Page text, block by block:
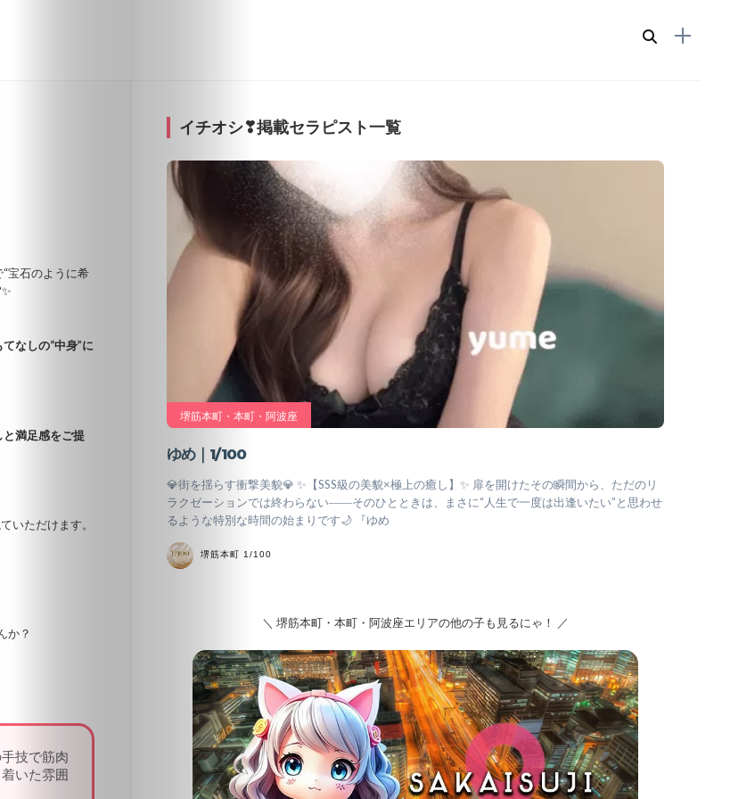
北
海
道・
東
北
宝石のように希
なしの“中身”に
満足感をご提
いただけます。
か？
技で筋肉
いた雰囲
イチオシ❣掲載セラピスト一覧
堺筋本町・本町・阿波座
ゆめ｜1/100
💎街を揺らす衝撃美貌💎 ✨【SSS級の美貌×極上の癒し】✨ 扉を開けたその瞬間から、ただのリ
ラクゼーションでは終わらない――そのひとときは、まさに“人生で一度は出逢いたい”と思わせ
るような特別な時間の始まりです🌙 『ゆめ
堺筋本町 1/100
＼ 堺筋本町・本町・阿波座エリアの他の子も見るにゃ！ ／